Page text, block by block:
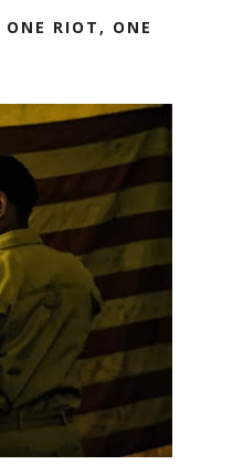
RIOT, ONE